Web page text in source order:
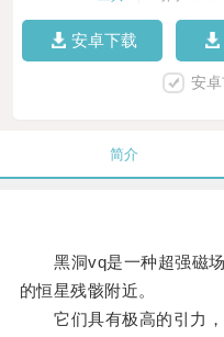
安卓下载
安
简介
黑洞vq是一种超强磁场
的恒星残骸附近。
它们具有极高的引力，